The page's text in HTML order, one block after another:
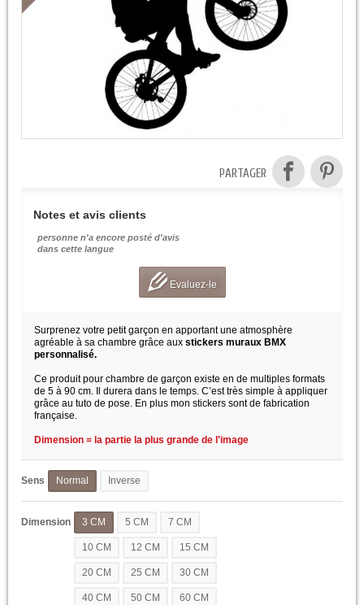
PARTAGER
Notes et avis clients
personne n'a encore posté d'avis
dans cette langue
Evaluez-le
Surprenez votre petit garçon en apportant une atmosphère
agréable à sa chambre grâce aux stickers muraux BMX
personnalisé.
Ce produit pour chambre de garçon existe en de multiples formats
de 5 à 90 cm. Il durera dans le temps. C’est très simple à appliquer
grâce au tuto de pose. En plus mon stickers sont de fabrication
française.
Dimension = la partie la plus grande de l'image
Sens Normal Inverse
Dimension 3 CM 5 CM 7 CM
10 CM 12 CM 15 CM
20 CM 25 CM 30 CM
40 CM 50 CM 60 CM